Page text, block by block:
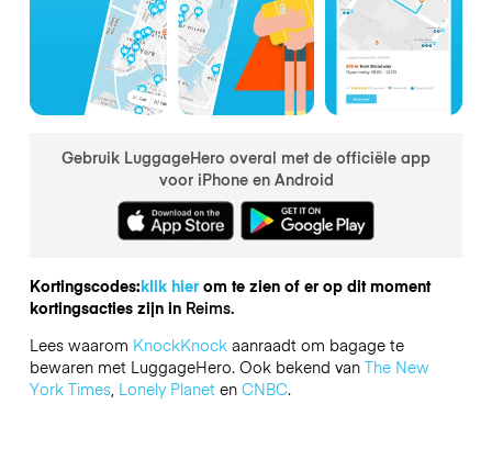
Gebruik LuggageHero overal met de officiële app
voor iPhone en Android
Kortingscodes:klik hierom te zien of er op dit moment
kortingsacties zijn in Reims.
Lees waarom KnockKnockaanraadt om bagage te
bewaren met LuggageHero. Ook bekend van The New
York Times, Lonely Planeten CNBC.